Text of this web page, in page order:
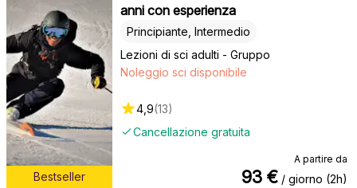
Bestseller
anni con esperienza
Lezioni di sci adulti - Gruppo
Principiante, Intermedio
Cancellazione gratuita
Noleggio sci disponibile
4,9(13)
A partire da
93 € / giorno (2h)